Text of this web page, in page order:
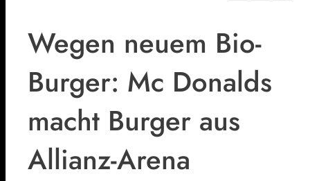
Wegen neuem Bio-
Burger: Mc Donalds
macht Burger aus
Allianz-Arena